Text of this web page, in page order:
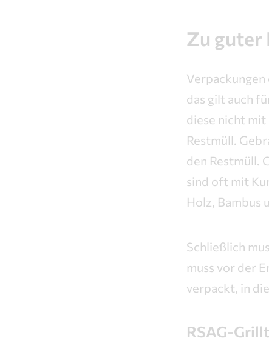
Zu guter
das gilt auch
diese nicht mit
Restmüll.
den Restmüll.
sind oft mit
Holz, Bambus
Schließlich
muss vor der
verpackt, in die
RSAG-